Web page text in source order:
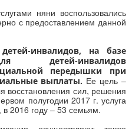
няни воспользовались
с предоставлением данной
инвалидов, на базе
детей-инвалидов
передышки при
выплаты. Ее цель –
восстановления сил, решения
полугодии 2017 г. услуга
2016 году – 53 семьям.